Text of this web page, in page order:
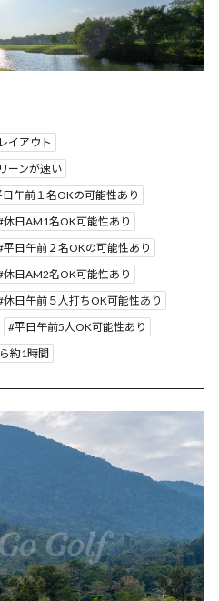
イアウト
ーンが速い
日午前１名OKの可能性あり
休日AM1名OK可能性あり
平日午前２名OKの可能性あり
休日AM2名OK可能性あり
休日午前５人打ちOK可能性あり
平日午前5人OK可能性あり
約1時間